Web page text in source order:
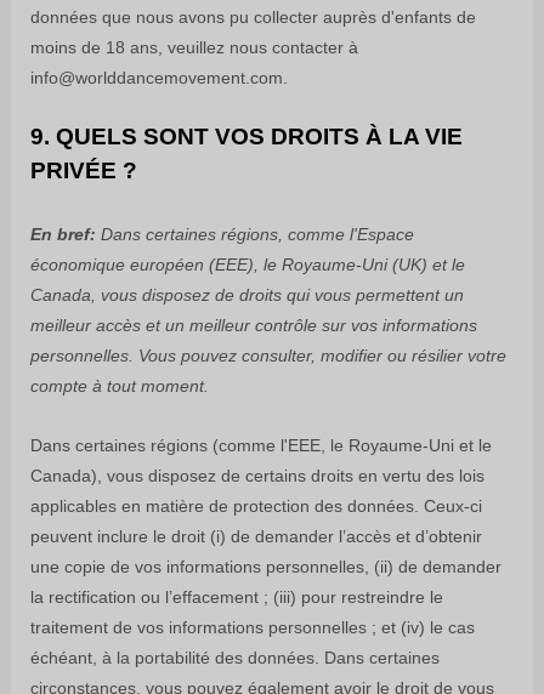
données que nous avons pu collecter auprès d'enfants de
moins de 18 ans, veuillez nous contacter à
info@worlddancemovement.com
9. QUELS SONT VOS DROITS À LA VIE
PRIVÉE ?
En bref: Dans certaines régions, commel'Espace
économique européen (EEE), le Royaume-Uni (UK) et le
Canada , vous disposez de droits qui vous permettent un
meilleur accès et un meilleur contrôle sur vos informations
personnelles. Vous pouvez consulter, modifier ou résilier votre
compte à tout moment.
Dans certaines régions (comme l'EEE, le Royaume-Uni et le
Canada), vous disposez de certains droits en vertu des lois
applicables en matière de protection des données. Ceux-ci
peuvent inclure le droit (i) de demander l’accès et d’obtenir
une copie de vos informations personnelles, (ii) de demander
la rectification ou l’effacement ; (iii) pour restreindre le
traitement de vos informations personnelles ; et (iv) le cas
échéant, à la portabilité des données. Dans certaines
circonstances, vous pouvez également avoir le droit de vous